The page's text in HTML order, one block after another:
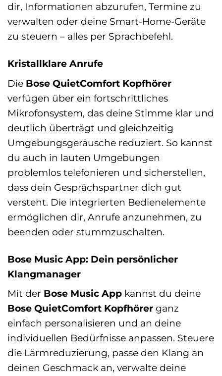
dir, Informationen abzurufen, Termine zu
verwalten oder deine Smart-Home-Geräte
zu steuern – alles per Sprachbefehl.
Kristallklare Anrufe
Die Bose QuietComfort Kopfhörer
verfügen über ein fortschrittliches
Mikrofonsystem, das deine Stimme klar und
deutlich überträgt und gleichzeitig
Umgebungsgeräusche reduziert. So kannst
du auch in lauten Umgebungen
problemlos telefonieren und sicherstellen,
dass dein Gesprächspartner dich gut
versteht. Die integrierten Bedienelemente
ermöglichen dir, Anrufe anzunehmen, zu
beenden oder stummzuschalten.
Bose Music App: Dein persönlicher
Klangmanager
Mit der Bose Music App kannst du deine
Bose QuietComfort Kopfhörer ganz
einfach personalisieren und an deine
individuellen Bedürfnisse anpassen. Steuere
die Lärmreduzierung, passe den Klang an
deinen Geschmack an, verwalte deine